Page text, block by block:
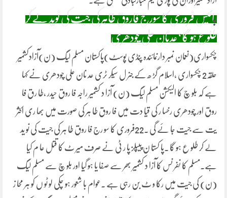
بائیس فروری کا سورج فاروق طاہر کی جیت کی نوید لے کر
طلوع ہو گا‘عدنان علی چودھری
چکسواری(نعمان نمبر دارنمائندہ پنڈی پوسٹ)پاکستان مسلم لیگ (ن)آزادکشمیر
حلقہ2 چکسواری ،اسلام گڑ ھ کے جنر ل سیکر ٹری عد نان علی چودھری نے کہا
ہے کہ بلو چ کا الیکشن مسلم لیگ (ن) آزا د کشمیر راجہ فا روق حیدر ،طا رق فا
روق اور چودھری رخسا ر کی قیا دت میں فا روق طا ہر کی صورت میں بھا ری اکثر
یت سے جیت جا ئے گی ۔22فروری کا سو رج فا روق طا ہر کی جیت کی نو ید
لے کر طلو ع ہو گا ۔پا کستا ن پیپلز پا ر ٹی نے صرف میر ٹ کا قتل عا م کیا
ہے۔مسلم کا نفر نس کا آزا د کشمیر بھر سے صفا یا ہو گیا اور بلو چ سے مسلم لیگ
(ن) کی جیت میں رکا و ٹ بن رہی ہے ۔عوام با شعور ہو چکی لو ٹو ں کو ہر محا ز